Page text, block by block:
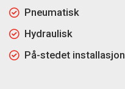
Pneumatisk
Hydraulisk
På-stedet installasjon